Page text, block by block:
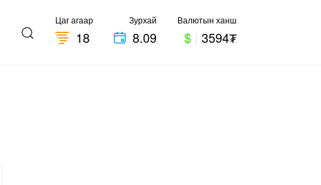
Цаг агаар
18
Зурхай
8.09
Валютын ханш
$ | 3594₮